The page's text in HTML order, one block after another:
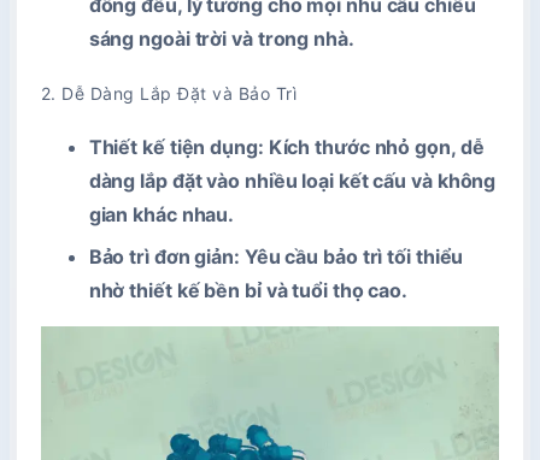
đồng đều, lý tưởng cho mọi nhu cầu chiếu
sáng ngoài trời và trong nhà.
2. Dễ Dàng Lắp Đặt và Bảo Trì
Thiết kế tiện dụng: Kích thước nhỏ gọn, dễ
dàng lắp đặt vào nhiều loại kết cấu và không
gian khác nhau.
Bảo trì đơn giản: Yêu cầu bảo trì tối thiểu
nhờ thiết kế bền bỉ và tuổi thọ cao.